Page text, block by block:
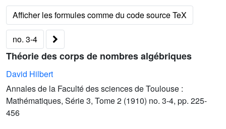
no. 3-4
Théorie des corps de nombres algébriques
David Hilbert
Annales de la Faculté des sciences de Toulouse :
Mathématiques, Série 3, Tome 2 (1910) no. 3-4, pp. 225-
456